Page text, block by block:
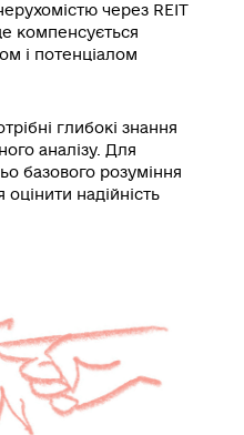
через REIT
компенсується
і потенціалом
глибокі знання
аналізу. Для
базового розуміння
надійність